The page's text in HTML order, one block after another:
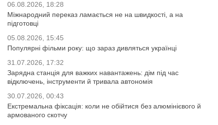
06.08.2026, 18:28
Міжнародний переказ ламається не на швидкості, а на
підготовці
05.08.2026, 15:45
Популярні фільми року: що зараз дивляться українці
31.07.2026, 17:32
Зарядна станція для важких навантажень: дім під час
відключень, інструменти й тривала автономія
30.07.2026, 00:43
Екстремальна фіксація: коли не обійтися без алюмінієвого й
армованого скотчу